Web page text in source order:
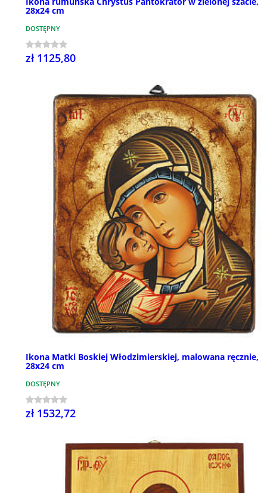
28x24 cm
DOSTĘPNY
zł 1125,80
Ikona Matki Boskiej Włodzimierskiej, malowana ręcznie,
28x24 cm
DOSTĘPNY
zł 1532,72